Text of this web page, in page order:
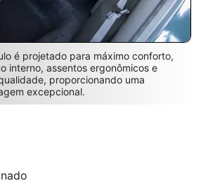
é projetado para máximo conforto,
interno, assentos ergonômicos e
proporcionando uma
excepcional.